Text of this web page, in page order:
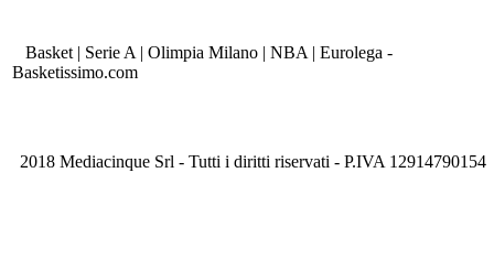
Basket | Serie A | Olimpia Milano | NBA | Eurolega -
Basketissimo.com
2018 Mediacinque Srl - Tutti i diritti riservati - P.IVA 12914790154